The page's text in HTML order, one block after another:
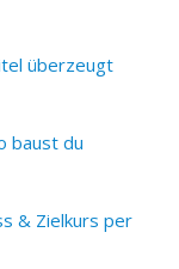
überzeugt
baust du
& Zielkurs per